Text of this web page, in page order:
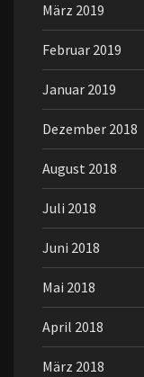
März 2019
Februar 2019
Januar 2019
Dezember 2018
August 2018
Juli 2018
Juni 2018
Mai 2018
April 2018
März 2018